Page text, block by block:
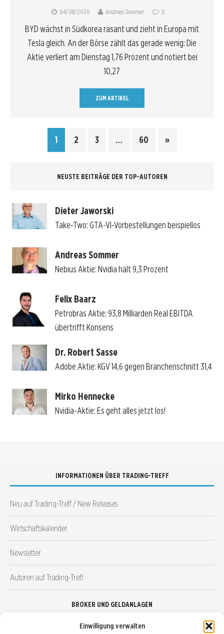
Einwilligung verwalten
04/08/2026 Andreas Sommer 0
BYD wächst in Südkorea rasant und zieht in Europa mit
Tesla gleich. An der Börse zählt das gerade wenig: Die
Aktie verliert am Dienstag 1,76 Prozent und notiert bei
10,27
ZUM ARTIKEL
1 2 3 … 60 »
NEUSTE BEITRÄGE DER TOP-AUTOREN
Dieter Jaworski
Take-Two: GTA-VI-Vorbestellungen beispiellos
Andreas Sommer
Nebius Aktie: Nvidia hält 9,3 Prozent
Felix Baarz
Petrobras Aktie: 93,8 Milliarden Real EBITDA
übertrifft Konsens
Dr. Robert Sasse
Adobe Aktie: KGV 14,6 gegen Branchenschnitt 31,4
Mirko Hennecke
Nvidia-Aktie: Es geht alles jetzt los!
INFORMATIONEN ÜBER TRADING-TREFF
Neu auf Trading-Treff / New Releases
Wirtschaftskalender
Newsletter
Autoren auf Trading-Treff
BROKER UND GELDANLAGEN